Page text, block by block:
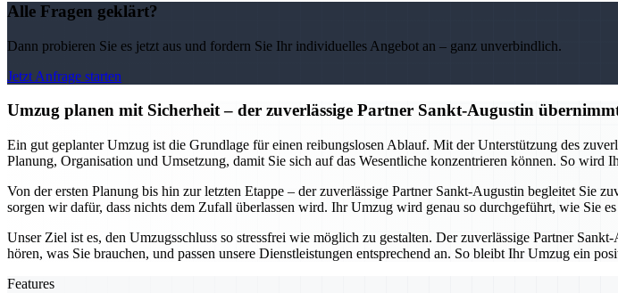
Alle Fragen geklärt?
Dann probieren Sie es jetzt aus und fordern Sie Ihr individuelles Angebot an – ganz unverbindlich.
Jetzt Anfrage starten
Umzug planen mit Sicherheit – der zuverlässige Partner Sankt-Augustin
Ein gut geplanter Umzug ist die Grundlage für einen reibungslosen Ablauf. Mit der Unterstützung des
Planung, Organisation und Umsetzung, damit Sie sich auf das Wesentliche konzentrieren können. So wird
Von der ersten Planung bis hin zur letzten Etappe – der zuverlässige Partner Sankt-Augustin begleitet Sie
sorgen wir dafür, dass nichts dem Zufall überlassen wird. Ihr Umzug wird genau so durchgeführt, wie Sie
Unser Ziel ist es, den Umzugsschluss so stressfrei wie möglich zu gestalten. Der zuverlässige Partner
hören, was Sie brauchen, und passen unsere Dienstleistungen entsprechend an. So bleibt Ihr Umzug ein
Features